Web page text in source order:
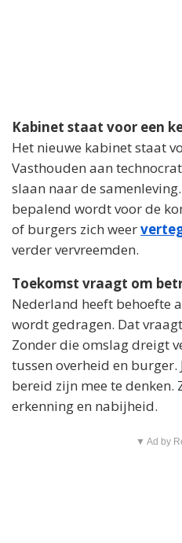
Kabinet staat voor een
Het nieuwe kabinet staat
Vasthouden aan
slaan naar de
bepalend wordt voor de
of burgers zich weer
verder vervreemden.
Toekomst vraagt om
Nederland heeft behoefte
wordt gedragen. Dat
Zonder die omslag dreigt
tussen overheid en burger.
bereid zijn mee te denken.
erkenning en nabijheid.
▼ Ad by